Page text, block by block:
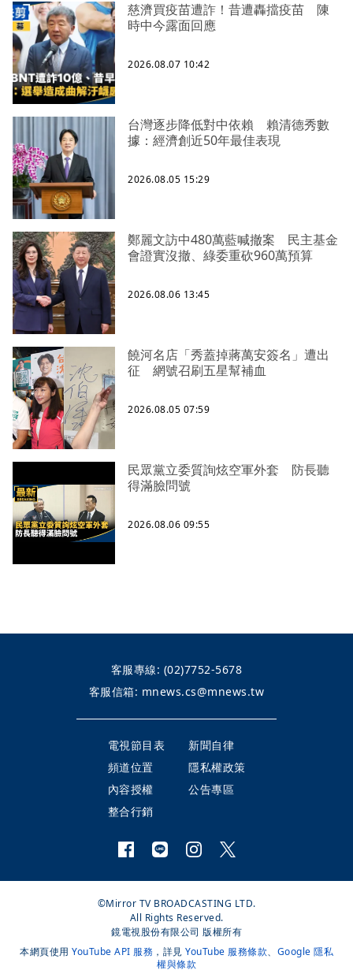
慈濟買疫苗遭詐！昔遭轟擋疫苗 陳
時中今露面回應
2026.08.07 10:42
台灣逐步降低對中依賴 賴清德秀數
據：經濟創近50年最佳表現
2026.08.05 15:29
鄭麗文訪中480萬藍喊撤案 民主基金
會證實沒撤、綠委重砍960萬預算
2026.08.06 13:45
饒河名店「秀蓋掉蔣萬安簽名」遭出
征 網號召刷五星幫補血
2026.08.05 07:59
民眾黨立委質詢炫空軍外套 防長聽
得滿臉問號
2026.08.06 09:55
客服專線: (02)7752-5678
客服信箱: mnews.cs@mnews.tw
電視節目表
新聞自律
頻道位置
隱私權政策
內容授權
公告專區
整合行銷
©Mirror TV BROADCASTING LTD.
All Rights Reserved.
鏡電視股份有限公司 版權所有
本網頁使用 YouTube API 服務 ，詳見 YouTube 服務條款、 Google 隱私
權與條款